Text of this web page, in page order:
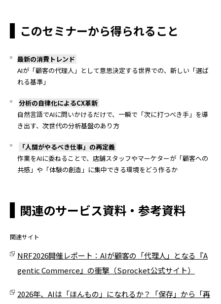
このセミナーから得られること
最新の消費トレンド
AIが「顧客の代理人」として意思決定する世界での、新しい「選ば
れる基準」
分析の自律化によるCX革新
自然言語でAIに問いかけるだけで、一瞬で「次に打つべき手」を導
き出す、次世代の分析基盤のあり方
「人間がやるべき仕事」の再定義
作業をAIに委ねることで、店舗スタッフやマーケターが「顧客への
共感」や「体験の創造」に集中できる環境をどう作るか
関連のサービス資料・参考資料
関連サイト
NRF2026開催レポート：AIが顧客の「代理人」となる『A
gentic Commerce』の衝撃（Sprocket公式サイト）
2026年、AIは「ほんもの」になれるか？「保存」から「再